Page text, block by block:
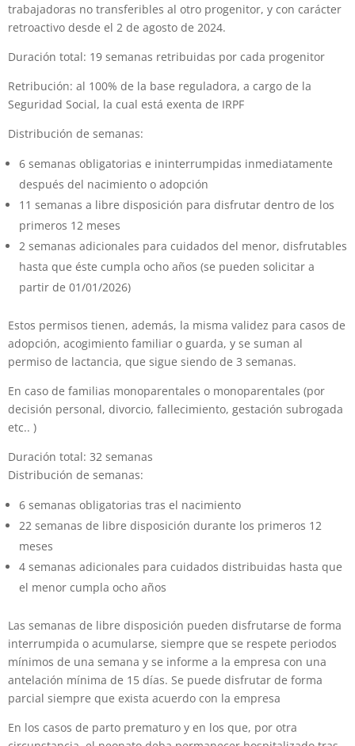
trabajadoras no transferibles al otro progenitor, y con carácter
retroactivo desde el 2 de agosto de 2024.
Duración total: 19 semanas retribuidas por cada progenitor
Retribución: al 100% de la base reguladora, a cargo de la
Seguridad Social, la cual está exenta de IRPF
Distribución de semanas:
6 semanas obligatorias e ininterrumpidas inmediatamente
después del nacimiento o adopción
11 semanas a libre disposición para disfrutar dentro de los
primeros 12 meses
2 semanas adicionales para cuidados del menor, disfrutables
hasta que éste cumpla ocho años (se pueden solicitar a
partir de 01/01/2026)
Estos permisos tienen, además, la misma validez para casos de
adopción, acogimiento familiar o guarda, y se suman al
permiso de lactancia, que sigue siendo de 3 semanas.
En caso de familias monoparentales o monoparentales (por
decisión personal, divorcio, fallecimiento, gestación subrogada
etc.. )
Duración total: 32 semanas
Distribución de semanas:
6 semanas obligatorias tras el nacimiento
22 semanas de libre disposición durante los primeros 12
meses
4 semanas adicionales para cuidados distribuidas hasta que
el menor cumpla ocho años
Las semanas de libre disposición pueden disfrutarse de forma
interrumpida o acumularse, siempre que se respete periodos
mínimos de una semana y se informe a la empresa con una
antelación mínima de 15 días. Se puede disfrutar de forma
parcial siempre que exista acuerdo con la empresa
En los casos de parto prematuro y en los que, por otra